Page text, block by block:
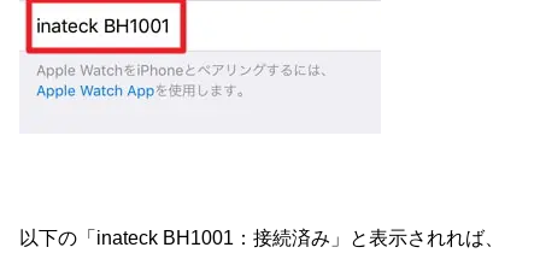
以下の「inateck BH1001：接続済み」と表示されれば、